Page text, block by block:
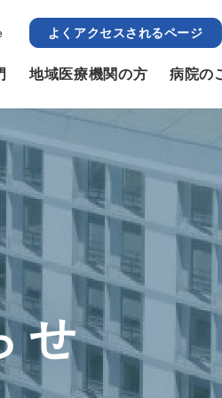
よくアクセスされるページ
地域医療機関の方 病院の
せ